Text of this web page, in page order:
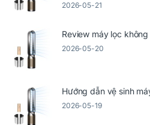
2026-05-21
Review máy lọc
2026-05-20
Hướng dẫn vệ sinh
2026-05-19